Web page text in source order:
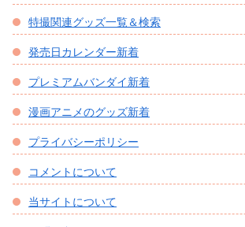
特撮関連グッズ一覧＆検索
発売日カレンダー新着
プレミアムバンダイ新着
漫画アニメのグッズ新着
プライバシーポリシー
コメントについて
当サイトについて